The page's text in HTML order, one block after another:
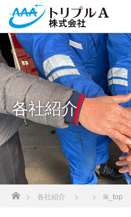
各社紹介
ホーム
各社紹介 ik_top